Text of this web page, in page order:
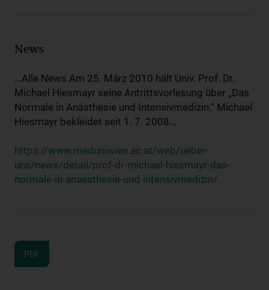
News
...Alle News Am 25. März 2010 hält Univ. Prof. Dr.
Michael Hiesmayr seine Antrittsvorlesung über „Das
Normale in Anästhesie und Intensivmedizin.“ Michael
Hiesmayr bekleidet seit 1. 7. 2008...
https://www.meduniwien.ac.at/web/ueber-
uns/news/detail/prof-dr-michael-hiesmayr-das-
normale-in-anaesthesie-und-intensivmedizin/
PDF